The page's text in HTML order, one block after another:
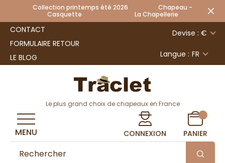
Collection printemps été 2026 Chapeau -
Casquette La Chapellerie
CONTACT
FORMULAIRE RETOUR
LE BLOG
Devise : €
Langue : FR
Le plus grand choix de chapeaux en France
CONNEXION PANIER
MENU